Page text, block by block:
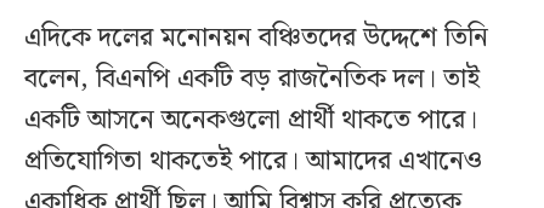
এদিকে দলের মনোনয়ন বঞ্চিতদের উদ্দেশে তিনি
বলেন, বিএনপি একটি বড় রাজনৈতিক দল। তাই
একটি আসনে অনেকগুলো প্রার্থী থাকতে পারে।
প্রতিযোগিতা থাকতেই পারে। আমাদের এখানেও